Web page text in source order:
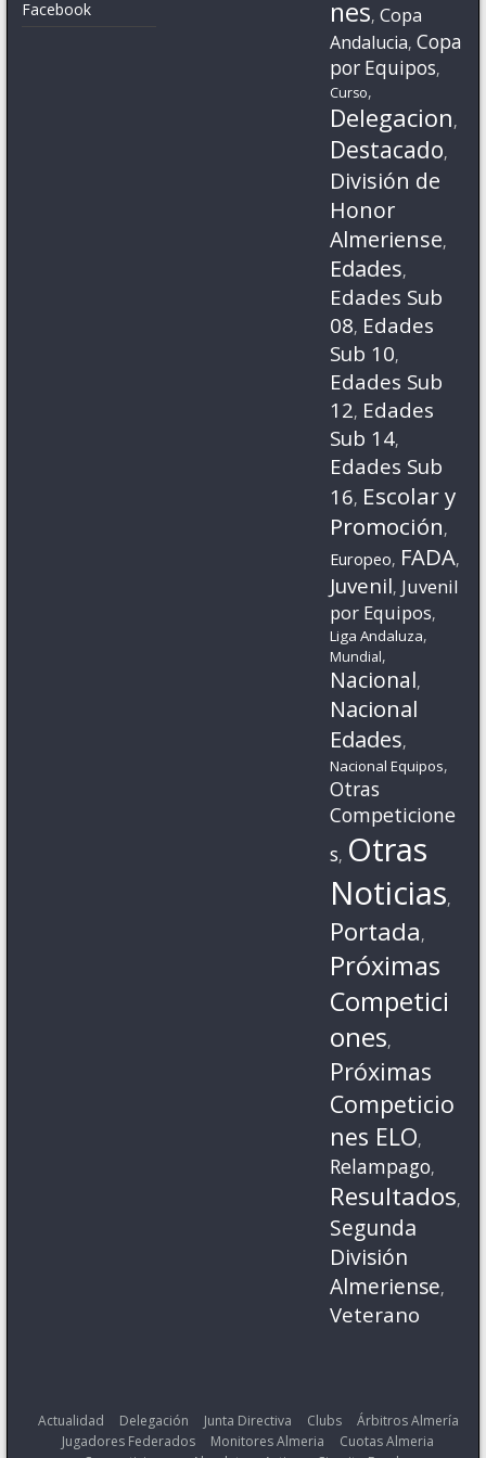
Facebook
nes,Copa
Andalucia,Copa
por Equipos,
Curso,
Delegacion,
Destacado,
División de
Honor
Almeriense,
Edades,
Edades Sub
08, Edades
Sub 10,
Edades Sub
12, Edades
Sub 14,
Edades Sub
16, Escolar y
Promoción,
Europeo, FADA,
Juvenil, Juvenil
por Equipos,
Liga Andaluza,
Mundial,
Nacional,
Nacional
Edades,
Nacional Equipos,
Otras
Competicione
s, Otras
Noticias,
Portada,
Próximas
Competici
ones,
Próximas
Competicio
nes ELO,
Relampago,
Resultados,
Segunda
División
Almeriense,
Veterano
Actualidad Delegación Junta Directiva Clubs
Árbitros Almería
Jugadores Federados
Monitores Almeria
Cuotas Almeria